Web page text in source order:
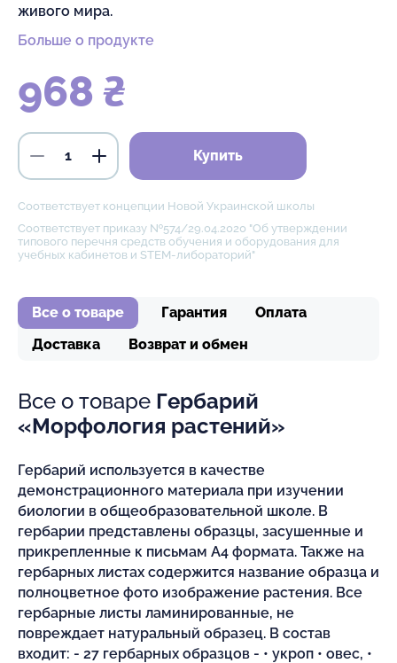
живого мира.
Больше о продукте
968 ₴
Купить
Соответствует концепции Новой Украинской школы
Соответствует приказу №574/29.04.2020 "Об утверждении
типового перечня средств обучения и оборудования для
учебных кабинетов и STEM-либораторий"
Все о товаре Гарантия
Оплата
Доставка
Возврат и обмен
Все о товаре Гербарий
«Морфология растений»
Гербарий используется в качестве
демонстрационного материала при изучении
биологии в общеобразовательной школе. В
гербарии представлены образцы, засушенные и
прикрепленные к письмам А4 формата. Также на
гербарных листах содержится название образца и
полноцветное фото изображение растения. Все
гербарные листы ламинированные, не
повреждает натуральный образец. В состав
входит: - 27 гербарных образцов - • укроп • овес, •